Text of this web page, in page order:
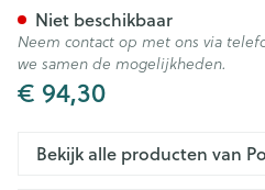
€ 94,30
Niet beschikbaar
Neem contact op met ons via
we samen de mogelijkheden.
Bekijk alle producten van